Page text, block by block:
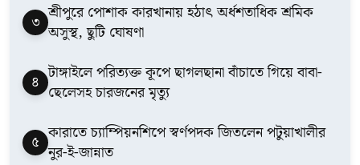
৩ শ্রীপুরে পোশাক কারখানায় হঠাৎ অর্ধশতাধিক শ্রমিক
অসুস্থ, ছুটি ঘোষণা
৪ টাঙ্গাইলে পরিত্যক্ত কূপে ছাগলছানা বাঁচাতে গিয়ে বাবা-
ছেলেসহ চারজনের মৃত্যু
৫ কারাতে চ্যাম্পিয়নশিপে স্বর্ণপদক জিতলেন পটুয়াখালীর
নুর-ই-জান্নাত